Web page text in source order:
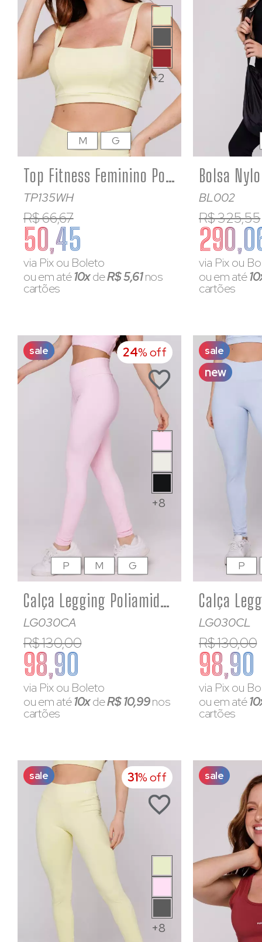
+2
Top Fitness Feminino Poliamida Amarelo Bebê Decote Quadrado
TP135WH
R$ 66,67
50,45
via Pix ou Boleto
ou em até10xdeR$ 5,61nos
cartões
M G
BL002
R$ 325,55
via Pix ou
ou em até
cartões
sale 24% off
+8
Calça Legging Poliamida Feminina Básica Rosa Bebê
LG030CA
R$ 130,00
98,90
via Pix ou Boleto
ou em até10xdeR$ 10,99nos
cartões
P M G
sale
new
LG030CL
R$ 130,00
98,90
via Pix ou
ou em até
cartões
P
sale 31% off
+8
sale